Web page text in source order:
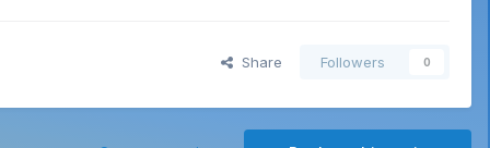
Share Followers 0